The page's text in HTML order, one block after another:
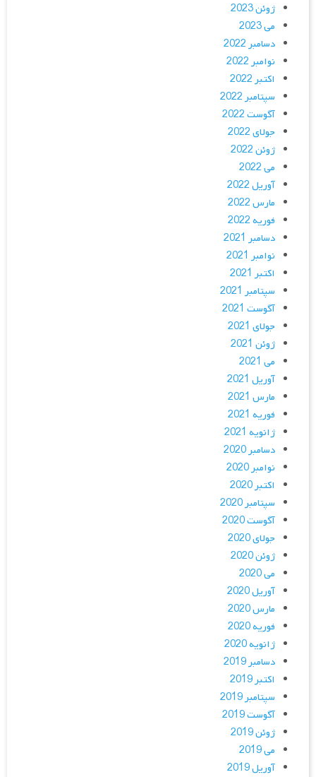
ژوئن 2023
می 2023
دسامبر 2022
نوامبر 2022
اکتبر 2022
سپتامبر 2022
آگوست 2022
جولای 2022
ژوئن 2022
می 2022
آوریل 2022
مارس 2022
فوریه 2022
دسامبر 2021
نوامبر 2021
اکتبر 2021
سپتامبر 2021
آگوست 2021
جولای 2021
ژوئن 2021
می 2021
آوریل 2021
مارس 2021
فوریه 2021
ژانویه 2021
دسامبر 2020
نوامبر 2020
اکتبر 2020
سپتامبر 2020
آگوست 2020
جولای 2020
ژوئن 2020
می 2020
آوریل 2020
مارس 2020
فوریه 2020
ژانویه 2020
دسامبر 2019
اکتبر 2019
سپتامبر 2019
آگوست 2019
ژوئن 2019
می 2019
آوریل 2019